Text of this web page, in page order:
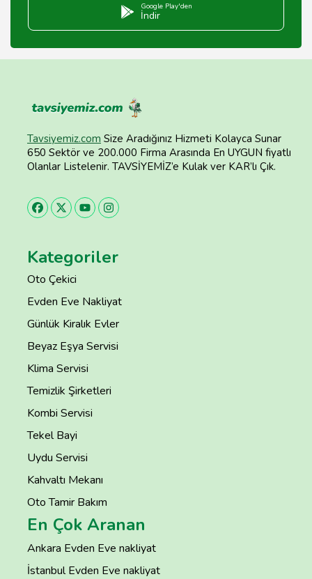
Google Play'den
İndir
Tavsiyemiz.com Size Aradığınız Hizmeti Kolayca Sunar
650 Sektör ve 200.000 Firma Arasında En UYGUN fiyatlı
Olanlar Listelenir. TAVSİYEMİZ’e Kulak ver KAR’lı Çık.
Kategoriler
Oto Çekici
Evden Eve Nakliyat
Günlük Kiralık Evler
Beyaz Eşya Servisi
Klima Servisi
Temizlik Şirketleri
Kombi Servisi
Tekel Bayi
Uydu Servisi
Kahvaltı Mekanı
Oto Tamir Bakım
En Çok Aranan
Ankara Evden Eve nakliyat
İstanbul Evden Eve nakliyat